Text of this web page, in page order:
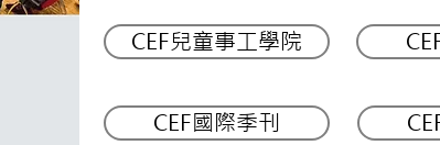
CEF兒童事工學院
CEF國際季刊